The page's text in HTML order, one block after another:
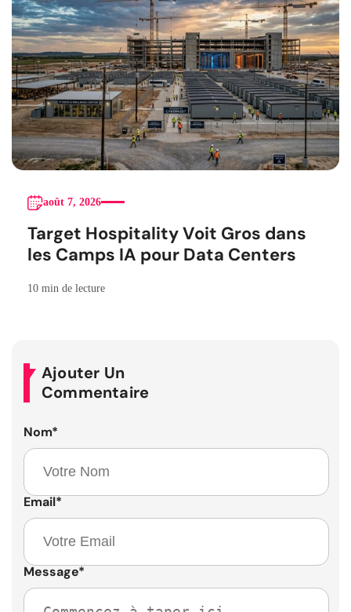
août 7, 2026
Target Hospitality Voit Gros dans
les Camps IA pour Data Centers
10 min de lecture
Ajouter Un
Commentaire
Nom*
Email*
Message*